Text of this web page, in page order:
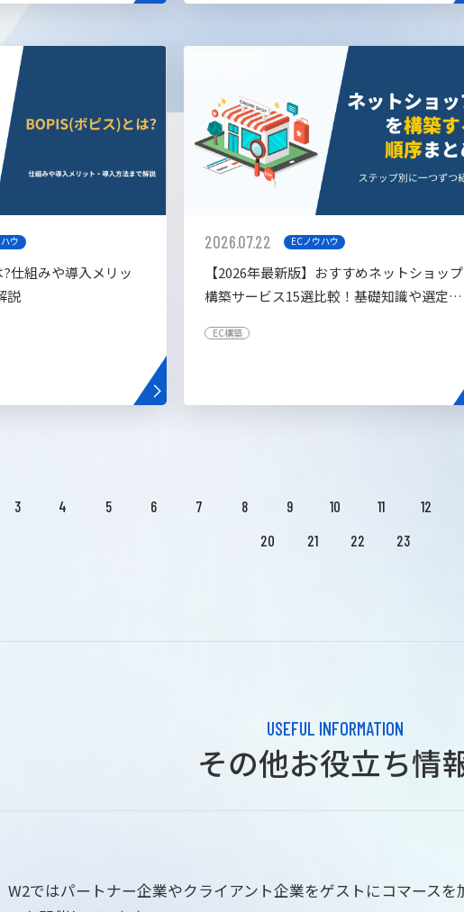
ウ
仕組みや導入メリッ
説
2026.07.22 ECノウハウ
【2026年最新版】おすすめネットショップ
構築サービス15選比較！基礎知識や選定基
EC構築
3 4 5 6 7 8 9 10 11 12
20
21 22 23
USEFUL INFORMATION
その他お役立ち情
W2ではパートナー企業やクライアント企業をゲストにコマースを